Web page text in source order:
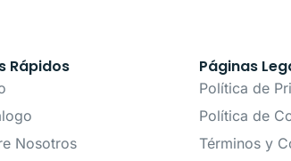
Rápidos
Nosotros
Páginas
Política de
Política de
Términos y